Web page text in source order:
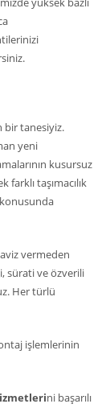
bir tanesiyiz.
yeni
kusursuz
taşımacılık
vermeden
sürati ve özverili
Her türlü
işlemlerinin
ni başarılı